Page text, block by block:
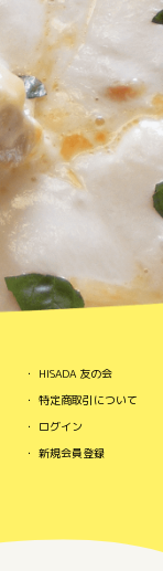
HISADA 友の会
特定商取引について
ログイン
新規会員登録